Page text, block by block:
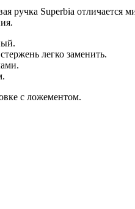
ручка Superbia
легко заменить.
с ложементом.